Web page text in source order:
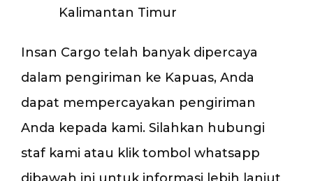
Kalimantan Timur
Insan Cargo telah banyak dipercaya
dalam pengiriman ke Kapuas, Anda
dapat mempercayakan pengiriman
Anda kepada kami. Silahkan hubungi
staf kami atau klik tombol whatsapp